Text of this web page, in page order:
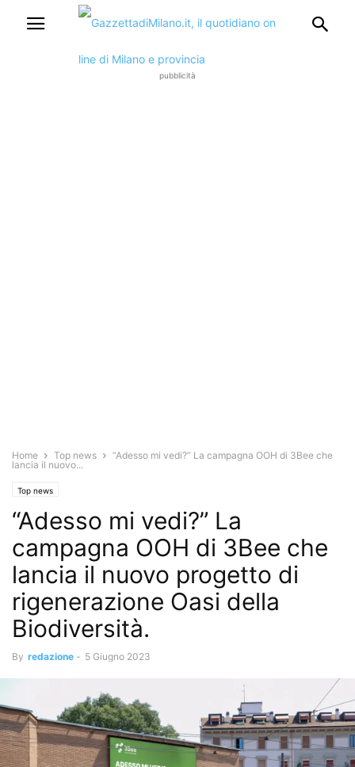
pubblicità
Home Top news
“Adesso mi vedi?” La campagna OOH di 3Bee che
lancia il nuovo...
Top news
“Adesso mi vedi?” La
campagna OOH di 3Bee che
lancia il nuovo progetto di
rigenerazione Oasi della
Biodiversità.
By redazione - 5 Giugno 2023